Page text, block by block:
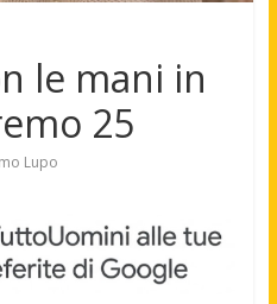
le mani in
25
Lupo